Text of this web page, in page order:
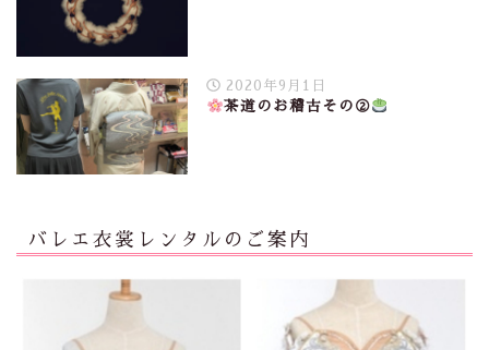
2020年9月1日
茶道のお稽古その②
バレエ衣裳レンタルのご案内